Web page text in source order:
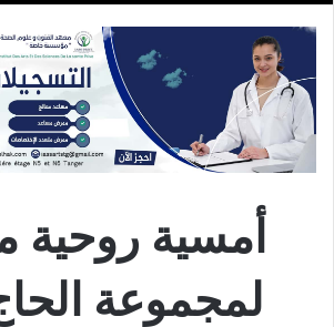
أمسية روحية
لمجموعة